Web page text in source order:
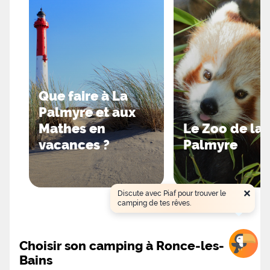
Que faire à La
Palmyre et aux
Mathes en
vacances ?
Le Zoo de la
Palmyre
Choisir son camping à Ronce-les-
Bains
×
Discute avec Piaf pour trouver le
camping de tes rêves.